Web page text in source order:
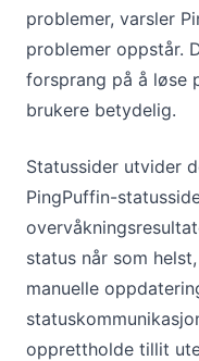
problemer, varsler
problemer oppstår.
forsprang på å løse
brukere betydelig.
Statussider utvider
PingPuffin-
status når som
manuelle
opprettholde tillit